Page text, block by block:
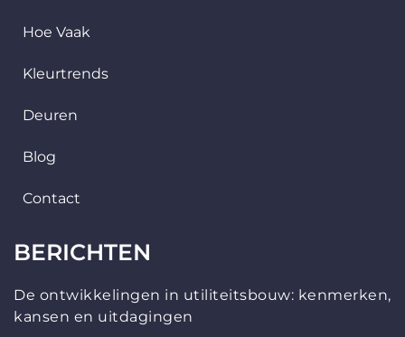
Hoe Vaak
Kleurtrends
Deuren
Blog
Contact
BERICHTEN
De ontwikkelingen in utiliteitsbouw: kenmerken,
kansen en uitdagingen